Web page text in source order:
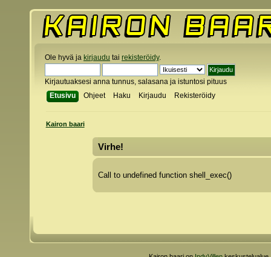
Ole hyvä ja kirjaudu tai rekisteröidy.
Kirjautuaksesi anna tunnus, salasana ja istuntosi pituus
Etusivu
Ohjeet Haku Kirjaudu Rekisteröidy
Kairon baari
Virhe!
Call to undefined function shell_exec()